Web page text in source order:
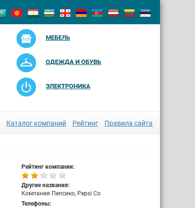
МЕБЕЛЬ
ОДЕЖДА И ОБУВЬ
ЭЛЕКТРОНИКА
Каталог компаний Рейтинг Правила сайта
Рейтинг компании:
Другие названия:
Компания Пепсико, Pepsi Co
Телефоны: